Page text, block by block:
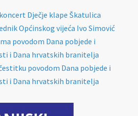
Dječje klape Škatulica
Općinskog vijeća Ivo Simović
povodom Dana pobjede i
i Dana hrvatskih branitelja
povodom Dana pobjede i
i Dana hrvatskih branitelja